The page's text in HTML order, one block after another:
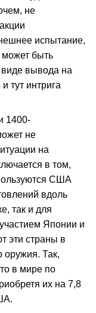
не
испытание,
может быть
вывода на
тут интрига
1400-
не
на
в том,
США
вдоль
так и для
Японии и
эти страны в
оружия. Так,
в мире по
их на 7,8